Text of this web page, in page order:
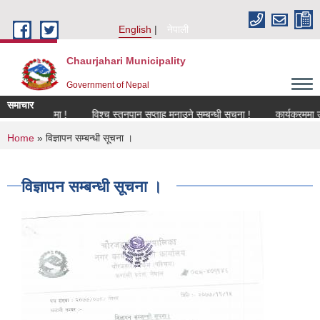
English
नेपाली
Chaurjahari Municipality
Government of Nepal
समाचार
विश्च स्तनपान सप्ताह मनाउने सम्बन्धी सूचना ! कार्यक्रममा
You are here
Home » विज्ञापन सम्बन्धी सूचना ।
विज्ञापन सम्बन्धी सूचना ।